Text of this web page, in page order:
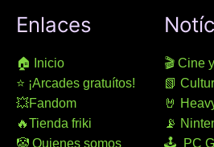
Enlaces
🏠 Inicio
⭐ ¡Arcades gratuítos!
💥Fandom
🔥Tienda friki
🤡 Quienes somos
🎬 Cine
📗
🤘
📡
🕹 PC